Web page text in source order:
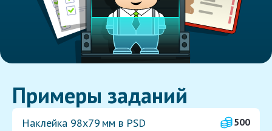
Примеры заданий
Наклейка 98х79 мм в PSD
500